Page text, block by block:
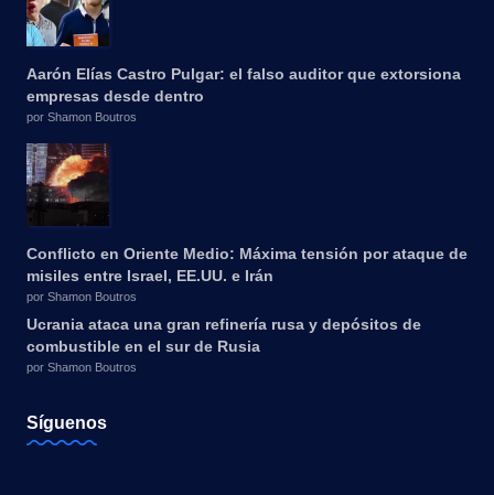
Aarón Elías Castro Pulgar: el falso auditor que extorsiona
empresas desde dentro
por Shamon Boutros
Conflicto en Oriente Medio: Máxima tensión por ataque de
misiles entre Israel, EE.UU. e Irán
por Shamon Boutros
Ucrania ataca una gran refinería rusa y depósitos de
combustible en el sur de Rusia
por Shamon Boutros
Síguenos